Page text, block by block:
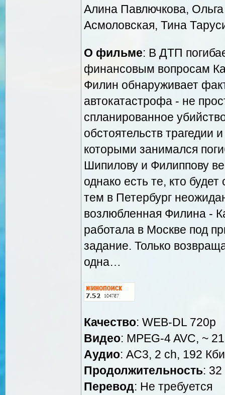
Алина Павлючкова,
Асмоловская, Тина
О фильме: В ДТП
финансовым вопросам
Филин обнаруживает
автокатастрофа - не
спланированное
обстоятельств
которыми занимался
Шипилову и Филиппову
однако есть те, кто
тем в Петербург
возлюбленная Филина -
работала в Москве под
задание. Только
одна…
Качество: WEB-DL 720p
Видео: MPEG-4 AVC, ~
Аудио: AC3, 2 ch, 192
Продолжительность:
Перевод: Не требуется